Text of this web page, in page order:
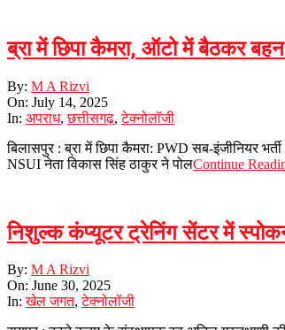
ब्रा में छिपा कैमरा, ऑटो में बैठकर
2025-
07-
14
By: M A Rizvi
On: July 14, 2025
In: अपराध,छत्तीसगढ़,टेक्नोलॉजी
बिलासपुर : ब्रा में छिपा कैमरा: PWD सब-इंजीनियर
NSUI नेता विकास सिंह ठाकुर ने पोलContinue
निशुल्क कंप्यूटर ट्रेनिंग सेंटर में
2025-
06-
30
By: M A Rizvi
On: June 30, 2025
In: खेल जगत,टेक्नोलॉजी